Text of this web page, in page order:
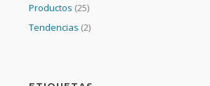
Productos (25)
Tendencias (2)